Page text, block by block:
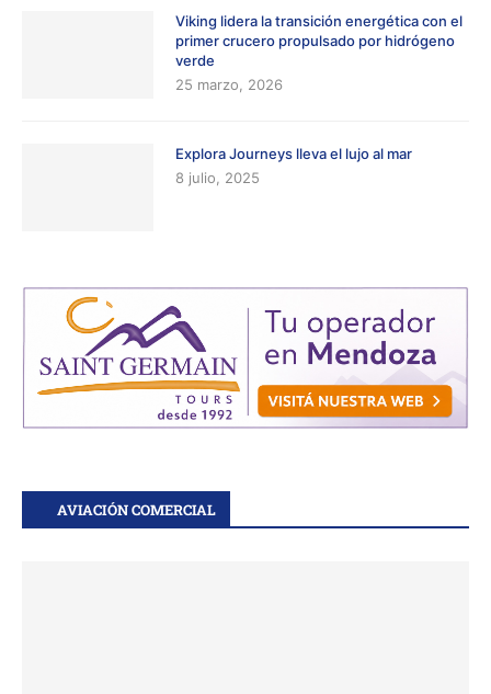
Viking lidera la transición energética con el
primer crucero propulsado por hidrógeno
verde
25 marzo, 2026
Explora Journeys lleva el lujo al mar
8 julio, 2025
AVIACIÓN COMERCIAL